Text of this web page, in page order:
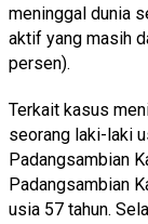
meninggal dunia
aktif yang masih
persen).
Terkait kasus
seorang laki-laki
Padangsambian
Padangsambian
usia 57 tahun.